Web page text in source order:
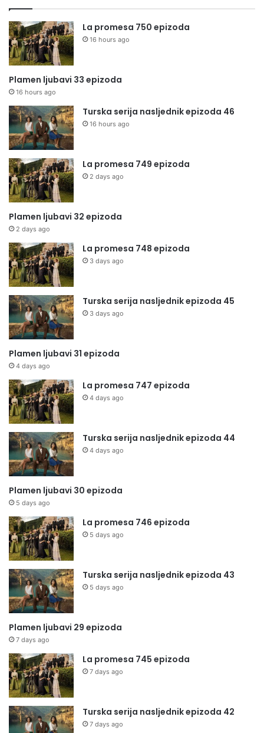
La promesa 750 epizoda
16 hours ago
Plamen ljubavi 33 epizoda
16 hours ago
Turska serija nasljednik epizoda 46
16 hours ago
La promesa 749 epizoda
2 days ago
Plamen ljubavi 32 epizoda
2 days ago
La promesa 748 epizoda
3 days ago
Turska serija nasljednik epizoda 45
3 days ago
Plamen ljubavi 31 epizoda
4 days ago
La promesa 747 epizoda
4 days ago
Turska serija nasljednik epizoda 44
4 days ago
Plamen ljubavi 30 epizoda
5 days ago
La promesa 746 epizoda
5 days ago
Turska serija nasljednik epizoda 43
5 days ago
Plamen ljubavi 29 epizoda
7 days ago
La promesa 745 epizoda
7 days ago
Turska serija nasljednik epizoda 42
7 days ago